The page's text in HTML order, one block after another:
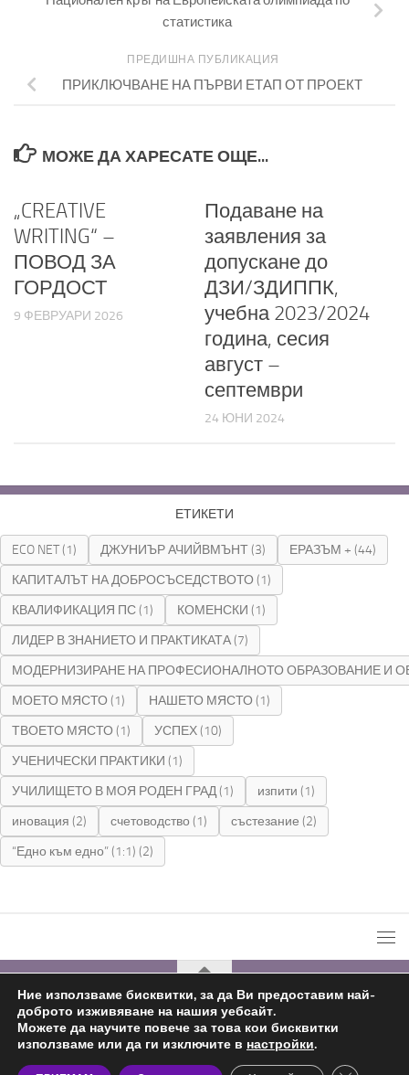
статистика
ПРЕДИШНА ПУБЛИКАЦИЯ
ПРИКЛЮЧВАНЕ НА ПЪРВИ ЕТАП ОТ ПРОЕКТ
МОЖЕ ДА ХАРЕСАТЕ ОЩЕ...
„CREATIVE
WRITING“ –
ПОВОД ЗА
ГОРДОСТ
9 ФЕВРУАРИ 2026
Подаване на
заявления за
допускане до
ДЗИ/ЗДИППК,
учебна 2023/2024
година, сесия
август –
септември
24 ЮНИ 2024
ЕТИКЕТИ
ECO NET(1) ДЖУНИЪР АЧИЙВМЪНТ(3) ЕРАЗЪМ + (44)
КАПИТАЛЪТ НА ДОБРОСЪСЕДСТВОТО (1)
КВАЛИФИКАЦИЯ ПС(1) КОМЕНСКИ (1)
ЛИДЕР В ЗНАНИЕТО И ПРАКТИКАТА(7)
МОДЕРНИЗИРАНЕ НА ПРОФЕСИОНАЛНОТО ОБРАЗОВАНИЕ И
МОЕТО МЯСТО (1) НАШЕТО МЯСТО (1)
ТВОЕТО МЯСТО (1) УСПЕХ(10)
УЧЕНИЧЕСКИ ПРАКТИКИ (1)
УЧИЛИЩЕТО В МОЯ РОДЕН ГРАД(1) изпити (1)
иновация (2) счетоводство (1) състезание (2)
“Едно към едно” (1:1) (2)
С подкрепата наНиколай Комнев2019 - 2026
Ние използваме бисквитки, за да Ви предоставим най-
доброто изживяване на нашия уебсайт.
Можете да научите повече за това кои бисквитки
използваме или да ги изключите в настройки.